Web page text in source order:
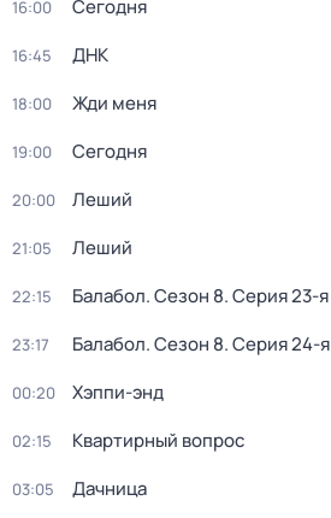
16:00 Сегодня
16:45 ДНК
18:00 Жди меня
19:00 Сегодня
20:00 Леший
21:05 Леший
22:15 Балабол. Сезон 8. Серия 23-я
23:17 Балабол. Сезон 8. Серия 24-я
00:20 Хэппи-энд
02:15 Квартирный вопрос
03:05 Дачница